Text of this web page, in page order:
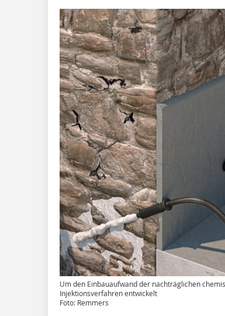
Um den Einbauaufwand der nachträglichen
Injektionsverfahren entwickelt
Foto: Remmers